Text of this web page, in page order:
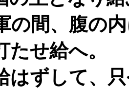
の間、腹の
せ給へ。
はずして、